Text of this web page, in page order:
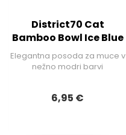
District70 Cat
Bamboo Bowl Ice Blue
Elegantna posoda za muce v
nežno modri barvi
6,95 €